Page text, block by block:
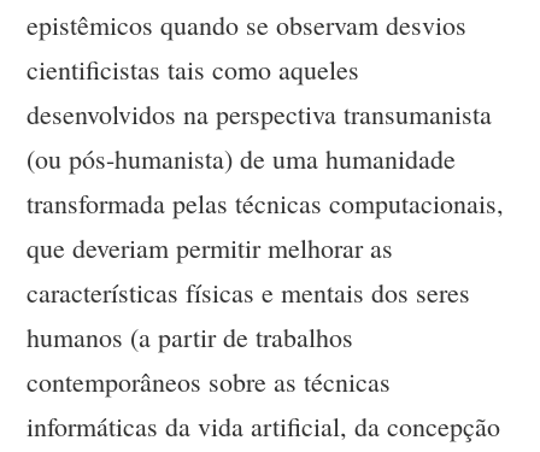
epistêmicos quando se observam desvios
cientificistas tais como aqueles
desenvolvidos na perspectiva transumanista
(ou pós-humanista) de uma humanidade
transformada pelas técnicas computacionais,
que deveriam permitir melhorar as
características físicas e mentais dos seres
humanos (a partir de trabalhos
contemporâneos sobre as técnicas
informáticas da vida artificial, da concepção